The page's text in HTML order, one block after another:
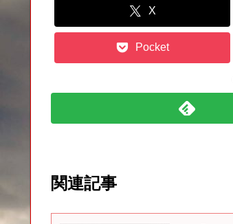
X
Pocket
関連記事